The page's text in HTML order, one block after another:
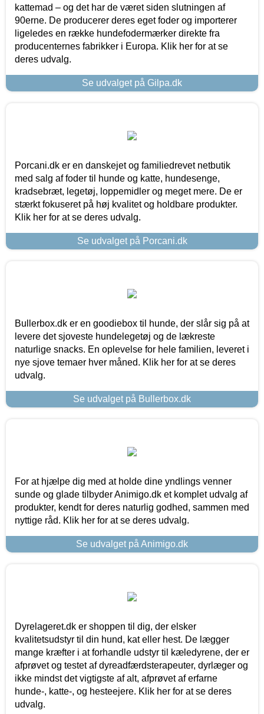
kattemad – og det har de været siden slutningen af
90erne. De producerer deres eget foder og importerer
ligeledes en række hundefodermærker direkte fra
producenternes fabrikker i Europa. Klik her for at se
deres udvalg.
Se udvalget på Gilpa.dk
Porcani.dk er en danskejet og familiedrevet netbutik
med salg af foder til hunde og katte, hundesenge,
kradsebræt, legetøj, loppemidler og meget mere. De er
stærkt fokuseret på høj kvalitet og holdbare produkter.
Klik her for at se deres udvalg.
Se udvalget på Porcani.dk
Bullerbox.dk er en goodiebox til hunde, der slår sig på at
levere det sjoveste hundelegetøj og de lækreste
naturlige snacks. En oplevelse for hele familien, leveret i
nye sjove temaer hver måned. Klik her for at se deres
udvalg.
Se udvalget på Bullerbox.dk
For at hjælpe dig med at holde dine yndlings venner
sunde og glade tilbyder Animigo.dk et komplet udvalg af
produkter, kendt for deres naturlig godhed, sammen med
nyttige råd. Klik her for at se deres udvalg.
Se udvalget på Animigo.dk
Dyrelageret.dk er shoppen til dig, der elsker
kvalitetsudstyr til din hund, kat eller hest. De lægger
mange kræfter i at forhandle udstyr til kæledyrene, der er
afprøvet og testet af dyreadfærdsterapeuter, dyrlæger og
ikke mindst det vigtigste af alt, afprøvet af erfarne
hunde-, katte-, og hesteejere. Klik her for at se deres
udvalg.